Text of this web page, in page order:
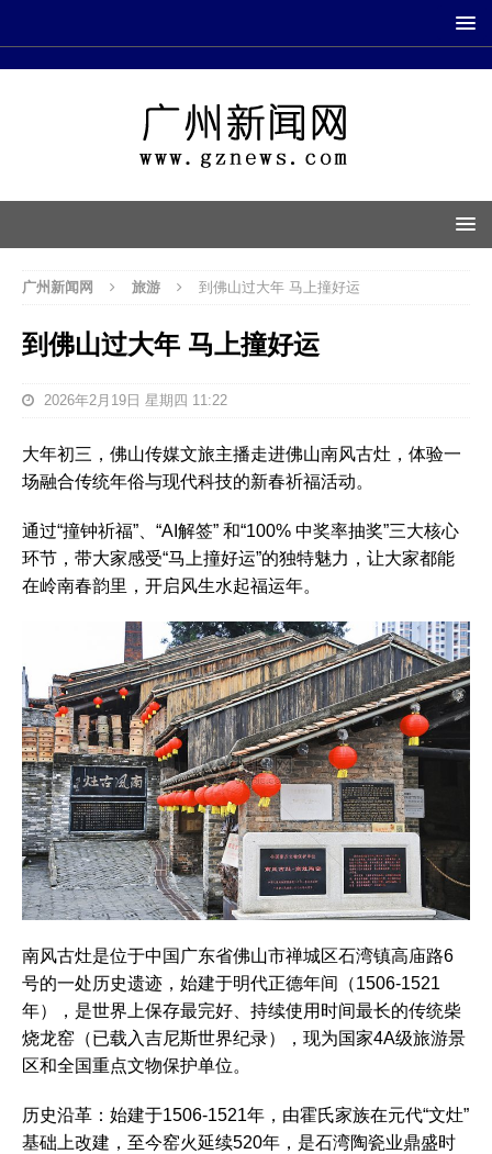
广州新闻网 旅游 到佛山过大年 马上撞好运
到佛山过大年 马上撞好运
2026年2月19日 星期四 11:22
大年初三，佛山传媒文旅主播走进佛山南风古灶，体验一
场融合传统年俗与现代科技的新春祈福活动。
通过“撞钟祈福”、“AI解签” 和“100% 中奖率抽奖”三大核心
环节，带大家感受“马上撞好运”的独特魅力，让大家都能
在岭南春韵里，开启风生水起福运年。‌‌
南风古灶是位于中国广东省佛山市禅城区石湾镇高庙路6
号的一处历史遗迹，始建于明代正德年间（1506-1521
年），是世界上保存最完好、持续使用时间最长的传统柴
烧龙窑（已载入吉尼斯世界纪录），现为国家4A级旅游景
区和全国重点文物保护单位。‌
历史沿革‌：始建于1506-1521年，由霍氏家族在元代“文灶”
基础上改建，至今窑火延续520年，是石湾陶瓷业鼎盛时